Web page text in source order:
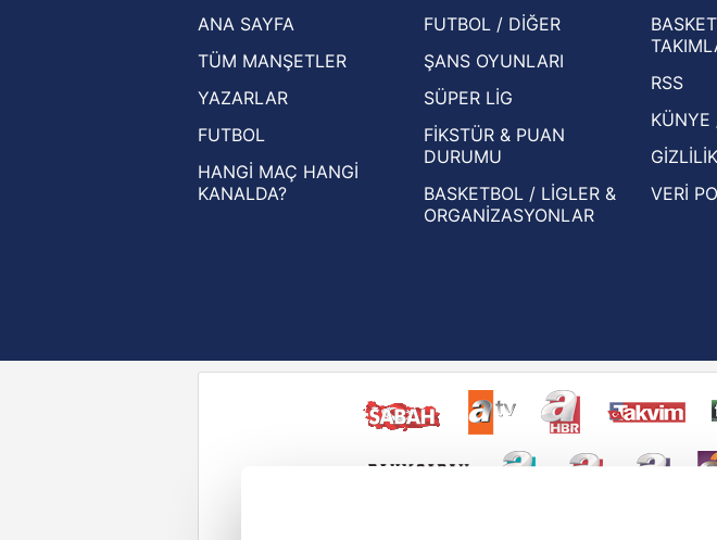
Reddet
Ziraat Türkiye Kupası haberleri
UEFA Şampiyonlar Ligi haberleri
UEFA Avrupa Ligi haberleri
UEFA Konferans Ligi haberleri
basından gündem
Beşiktaş'ın UEFA
Eleme Turu
ANA SAYFA
TÜM MANŞETLER
YAZARLAR
FUTBOL
HANGİ MAÇ HANGİ
KANALDA?
FUTBOL / DİĞER
ŞANS OYUNLARI
SÜPER LİG
FİKSTÜR & PUAN
DURUMU
BASKETBOL / LİGLER &
ORGANİZASYONLAR
RSS
KÜNYE
VERİ